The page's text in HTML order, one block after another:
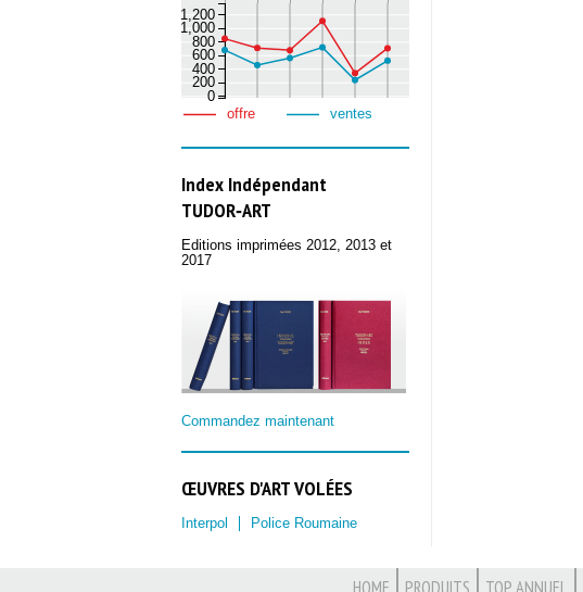
0
200
400
600
800
1,000
1,200
offre ventes
Index Indépendant
TUDOR‑ART
Editions imprimées 2012, 2013 et
2017
Commandez maintenant
ŒUVRES D'ART VOLÉES
Interpol Police Roumaine